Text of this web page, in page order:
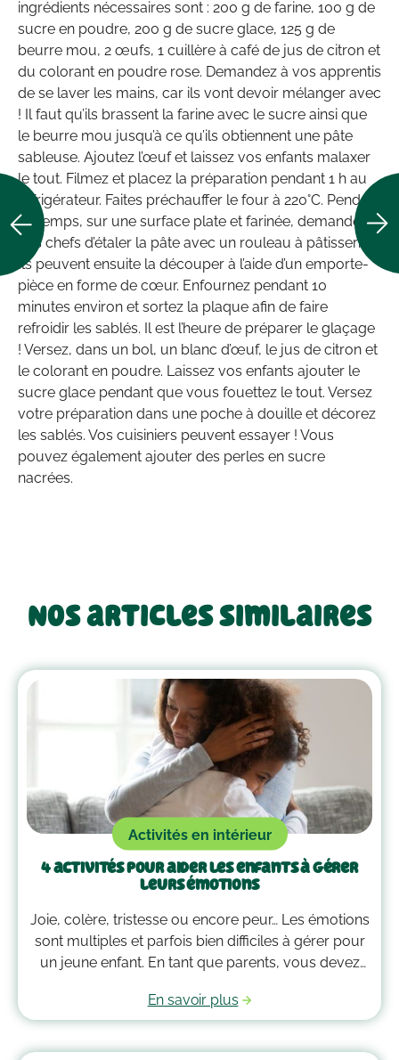
ingrédients nécessaires sont : 200 g de farine, 100 g de
sucre en poudre, 200 g de sucre glace, 125 g de
beurre mou, 2 œufs, 1 cuillère à café de jus de citron et
du colorant en poudre rose. Demandez à vos apprentis
de se laver les mains, car ils vont devoir mélanger avec
! Il faut qu’ils brassent la farine avec le sucre ainsi que
le beurre mou jusqu’à ce qu’ils obtiennent une pâte
sableuse. Ajoutez l’œuf et laissez vos enfants malaxer
le tout. Filmez et placez la préparation pendant 1 h au
réfrigérateur. Faites préchauffer le four à 220°C. Pendant
ce temps, sur une surface plate et farinée, demandez à
vos chefs d’étaler la pâte avec un rouleau à pâtisserie.
Ils peuvent ensuite la découper à l’aide d’un emporte-
pièce en forme de cœur. Enfournez pendant 10
minutes environ et sortez la plaque afin de faire
refroidir les sablés. Il est l’heure de préparer le glaçage
! Versez, dans un bol, un blanc d’œuf, le jus de citron et
le colorant en poudre. Laissez vos enfants ajouter le
sucre glace pendant que vous fouettez le tout. Versez
votre préparation dans une poche à douille et décorez
les sablés. Vos cuisiniers peuvent essayer ! Vous
pouvez également ajouter des perles en sucre
nacrées.
Nos articles similaires
Activités en intérieur
4 activités pour aider les enfants à gérer
leurs émotions
Joie, colère, tristesse ou encore peur… Les émotions
sont multiples et parfois bien difficiles à gérer pour
un jeune enfant. En tant que parents, vous devez
plus d’un tour dans votre sac pour les
accompagner. Voici quelques outils qui peuvent
vous guider dans la gestion des émotions de vos
En savoir plus